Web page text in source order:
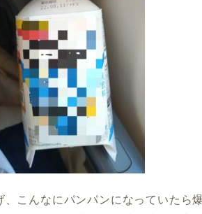
、こんなにパンパンになっていた